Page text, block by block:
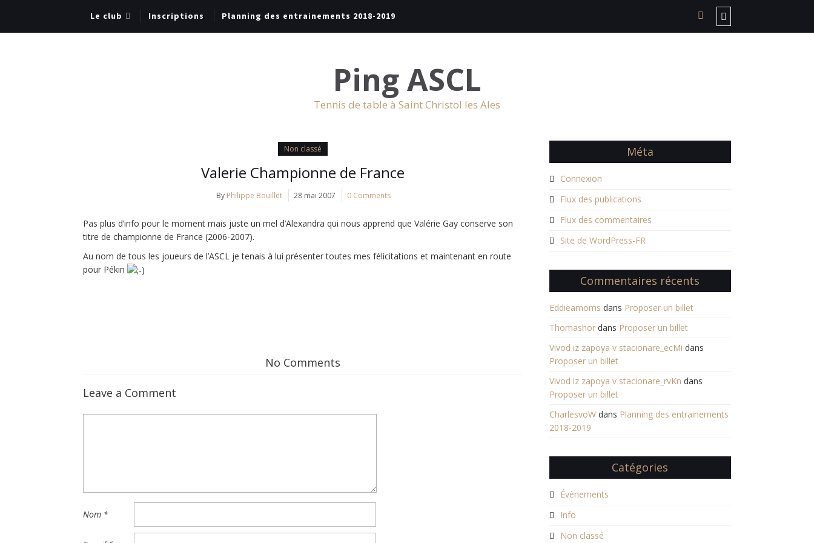
Le club Inscriptions Planning des entrainements 2018-2019
Ping ASCL
Tennis de table à Saint Christol les Ales
Non classé
Valerie Championne de France
By Philippe Bouillet 28 mai 2007 0 Comments
Pas plus d’info pour le moment mais juste un mel d’Alexandra qui nous apprend que Valérie Gay conserve son
titre de championne de France (2006-2007).
Au nom de tous les joueurs de l’ASCL je tenais à lui présenter toutes mes félicitations et maintenant en route
pour Pékin
No Comments
Leave a Comment
Nom *
Méta
Connexion
Flux des publications
Flux des commentaires
Site de WordPress-FR
Commentaires récents
Eddieamoms dans Proposer un billet
Thomashordans Proposer un billet
Vivod iz zapoya v stacionare_ecMi dans
Proposer un billet
Vivod iz zapoya v stacionare_rvKn dans
Proposer un billet
CharlesvoWdans Planning des entrainements
2018-2019
Catégories
Évènements
Info
Non classé